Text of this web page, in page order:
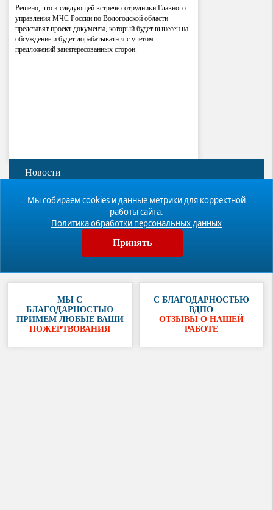
Решено, что к следующей встрече сотрудники Главного
управления МЧС России по Вологодской области
представят проект документа, который будет вынесен на
обсуждение и будет дорабатываться с учётом
предложений заинтересованных сторон.
Новости
Фотогалерея
МЫ С
БЛАГОДАРНОСТЬЮ
ПРИМЕМ ЛЮБЫЕ ВАШИ
ПОЖЕРТВОВАНИЯ
С БЛАГОДАРНОСТЬЮ
ВДПО
ОТЗЫВЫ О НАШЕЙ
РАБОТЕ
Мы собираем cookies и данные метрики для корректной
работы сайта.
Политика обработки персональных данных
Принять